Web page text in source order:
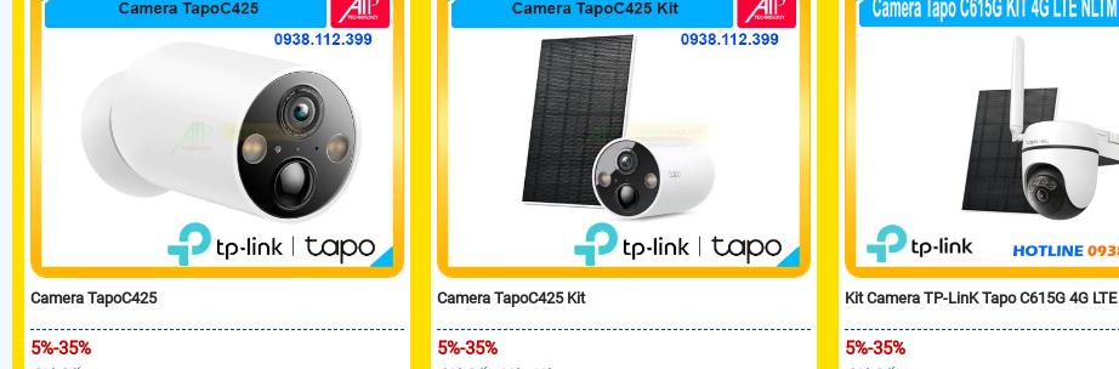
Camera TapoC425
5%-35%
Camera TapoC425 Kit
5%-35%
Kit Camera TP-LinK Tapo C615G 4G LTE
5%-35%